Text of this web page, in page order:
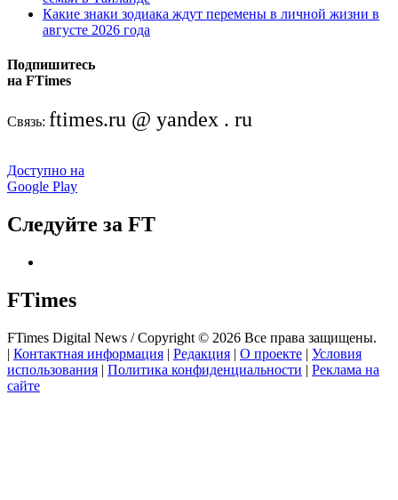
Какие знаки зодиака ждут перемены в личной жизни в
августе 2026 года
Подпишитесь
на FTimes
Связь: ftimes.ru @ yandex . ru
Доступно на
Google Play
Следуйте за FT
FTimes
FTimes Digital News / Copyright © 2026 Все права защищены.
| Контактная информация | Редакция | О проекте | Условия
использования | Политика конфиденциальности | Реклама на
сайте